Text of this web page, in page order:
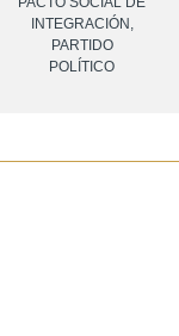
INTEGRACIÓN,
PARTIDO
POLÍTICO